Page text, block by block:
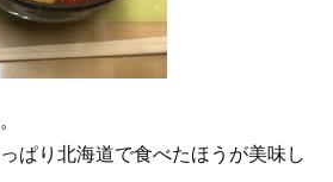
ぱり北海道で食べたほうが美味し